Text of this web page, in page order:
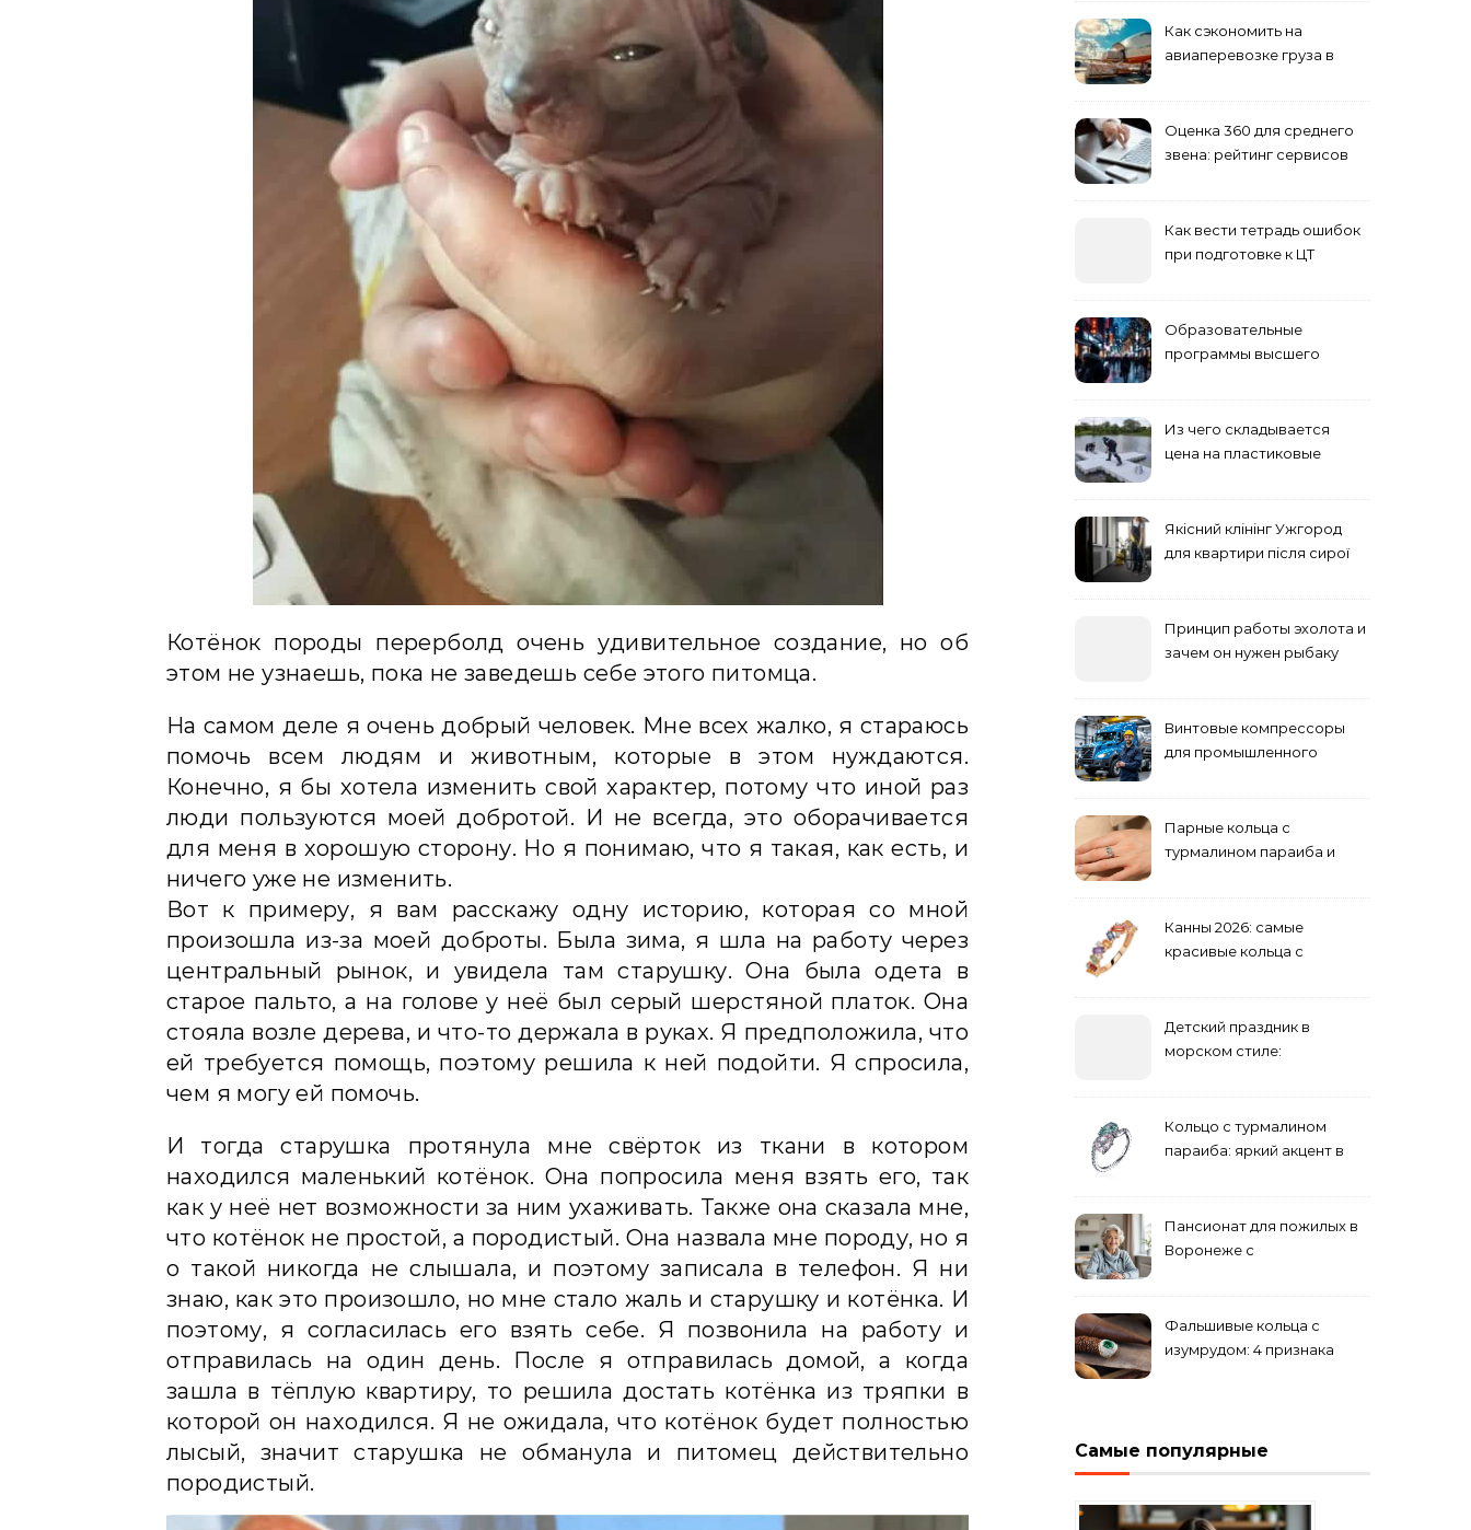
Котёнок породы перерболд очень удивительное создание, но об
этом не узнаешь, пока не заведешь себе этого питомца.
На самом деле я очень добрый человек. Мне всех жалко, я стараюсь
помочь всем людям и животным, которые в этом нуждаются.
Конечно, я бы хотела изменить свой характер, потому что иной раз
люди пользуются моей добротой. И не всегда, это оборачивается
для меня в хорошую сторону. Но я понимаю, что я такая, как есть, и
ничего уже не изменить.
Вот к примеру, я вам расскажу одну историю, которая со мной
произошла из-за моей доброты. Была зима, я шла на работу через
центральный рынок, и увидела там старушку. Она была одета в
старое пальто, а на голове у неё был серый шерстяной платок. Она
стояла возле дерева, и что-то держала в руках. Я предположила, что
ей требуется помощь, поэтому решила к ней подойти. Я спросила,
чем я могу ей помочь.
И тогда старушка протянула мне свёрток из ткани в котором
находился маленький котёнок. Она попросила меня взять его, так
как у неё нет возможности за ним ухаживать. Также она сказала мне,
что котёнок не простой, а породистый. Она назвала мне породу, но я
о такой никогда не слышала, и поэтому записала в телефон. Я ни
знаю, как это произошло, но мне стало жаль и старушку и котёнка. И
поэтому, я согласилась его взять себе. Я позвонила на работу и
отправилась на один день. После я отправилась домой, а когда
зашла в тёплую квартиру, то решила достать котёнка из тряпки в
которой он находился. Я не ожидала, что котёнок будет полностью
лысый, значит старушка не обманула и питомец действительно
породистый.
Как сэкономить на
авиаперевозке груза в
Оценка 360 для среднего
звена: рейтинг сервисов
Как вести тетрадь ошибок
при подготовке к ЦТ
Образовательные
программы высшего
Из чего складывается
цена на пластиковые
Якісний клінінг Ужгород
для квартири після сирої
Принцип работы эхолота и
зачем он нужен рыбаку
Винтовые компрессоры
для промышленного
Парные кольца с
турмалином параиба и
Канны 2026: самые
красивые кольца с
Детский праздник в
морском стиле:
Кольцо с турмалином
параиба: яркий акцент в
Пансионат для пожилых в
Воронеже с
Фальшивые кольца с
изумрудом: 4 признака
Самые популярные